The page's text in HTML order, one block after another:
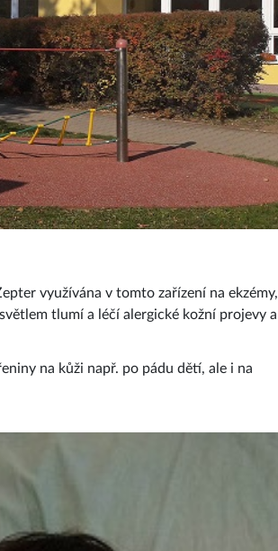
využívána v tomto zařízení na ekzémy,
tlumí a léčí alergické kožní projevy a
na kůži např. po pádu dětí, ale i na